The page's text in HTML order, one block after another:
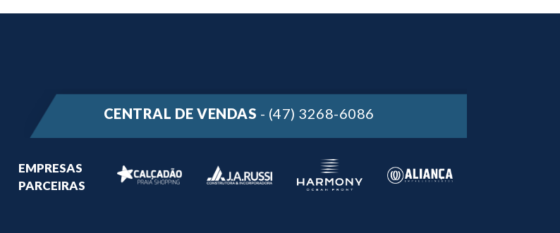
CENTRAL DE VENDAS - (47) 3268-6086
EMPRESAS
PARCEIRAS